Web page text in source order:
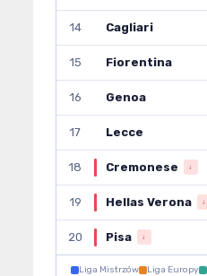
14 Cagliari
15 Fiorentina
16 Genoa
17 Lecce
18 Cremonese ↓
19 Hellas Verona ↓
20 Pisa ↓
Liga Mistrzów Liga Europy